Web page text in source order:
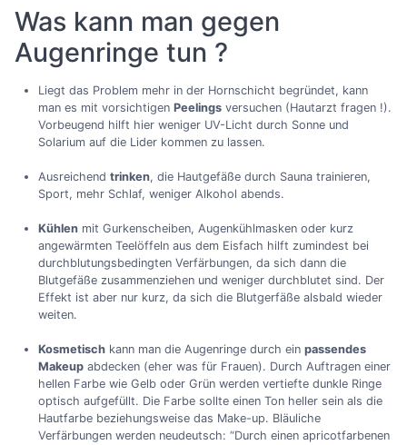
Was kann man gegen
Augenringe tun ?
Liegt das Problem mehr in der Hornschicht begründet, kann
man es mit vorsichtigen Peelingsversuchen (Hautarzt fragen !).
Vorbeugend hilft hier weniger UV-Licht durch Sonne und
Solarium auf die Lider kommen zu lassen.
Ausreichend trinken, die Hautgefäße durch Sauna trainieren,
Sport, mehr Schlaf, weniger Alkohol abends.
Kühlenmit Gurkenscheiben, Augenkühlmasken oder kurz
angewärmten Teelöffeln aus dem Eisfach hilft zumindest bei
durchblutungsbedingten Verfärbungen, da sich dann die
Blutgefäße zusammenziehen und weniger durchblutet sind. Der
Effekt ist aber nur kurz, da sich die Blutgerfäße alsbald wieder
weiten.
Kosmetischkann man die Augenringe durch ein passendes
Makeupabdecken (eher was für Frauen). Durch Auftragen einer
hellen Farbe wie Gelb oder Grün werden vertiefte dunkle Ringe
optisch aufgefüllt. Die Farbe sollte einen Ton heller sein als die
Hautfarbe beziehungsweise das Make-up. Bläuliche
Verfärbungen werden neudeutsch: “Durch einen apricotfarbenen